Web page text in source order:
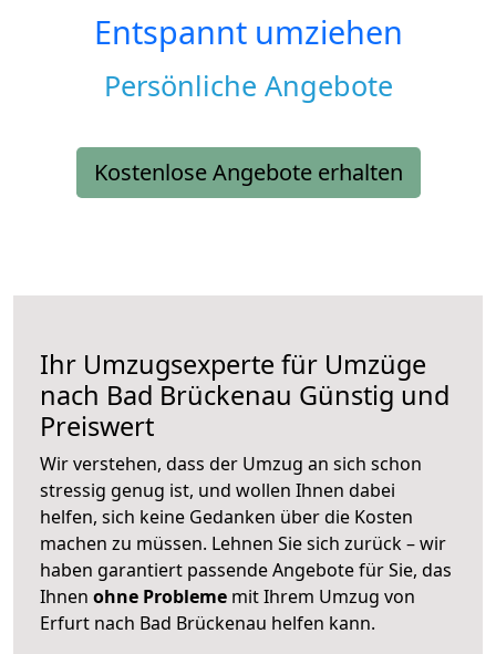
Entspannt umziehen
Persönliche Angebote
Kostenlose Angebote erhalten
Ihr Umzugsexperte für Umzüge
nach Bad Brückenau Günstig und
Preiswert
Wir verstehen, dass der Umzug an sich schon
stressig genug ist, und wollen Ihnen dabei
helfen, sich keine Gedanken über die Kosten
machen zu müssen. Lehnen Sie sich zurück – wir
haben garantiert passende Angebote für Sie, das
Ihnen ohne Probleme mit Ihrem Umzug von
Erfurt nach Bad Brückenau helfen kann.